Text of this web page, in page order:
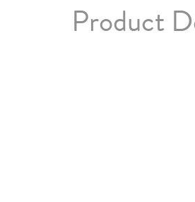
Product